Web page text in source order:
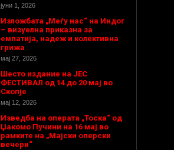
јуни 1, 2026
Изложбата „Меѓу нас“ на Индог
– визуелна приказна за
емпатија, надеж и колективна
грижа
мај 27, 2026
Шесто издание на ЈЕС
ФЕСТИВАЛ од 14 до 20 мај во
Скопје
мај 12, 2026
Изведба на операта „Тоска“ од
Џакомо Пучини на 16 мај во
рамките на „Мајски оперски
вечери“